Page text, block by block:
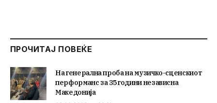
ПРОЧИТАЈ ПОВЕЌЕ
На генерална проба на музичко-сценскиот
перформанс за 35 години независна
Македонија